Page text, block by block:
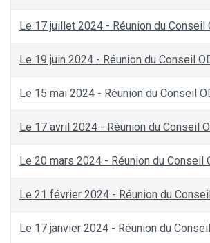
Le 17 juillet 2024 - Réunion du Conseil
Le 19 juin 2024 - Réunion du Conseil
Le 15 mai 2024 - Réunion du Conseil
Le 17 avril 2024 - Réunion du Conseil
Le 20 mars 2024 - Réunion du Conseil
Le 21 février 2024 - Réunion du
Le 17 janvier 2024 - Réunion du